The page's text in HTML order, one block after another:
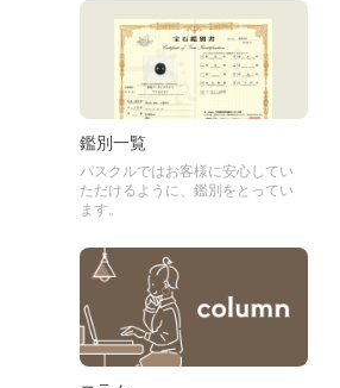
鑑別一覧
パスクルではお客様に安心してい
ただけるように、鑑別をとってい
ます。